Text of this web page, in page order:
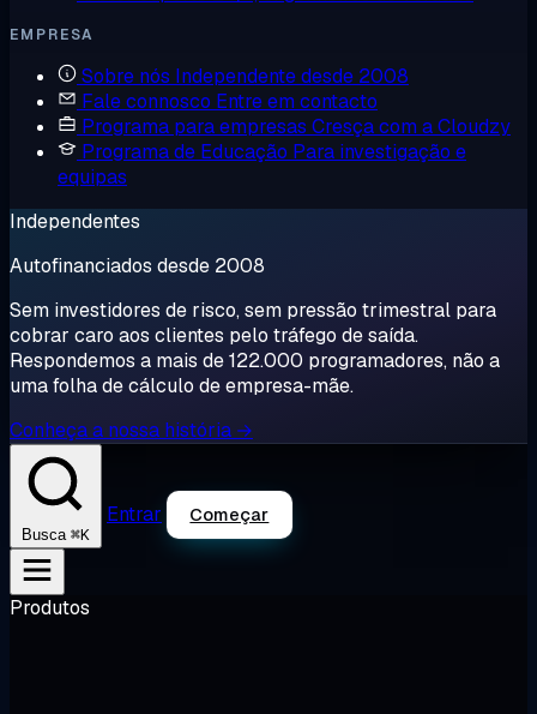
EMPRESA
Sobre nós Independente desde 2008
Fale connosco Entre em contacto
Programa para empresas Cresça com a Cloudzy
Programa de Educação Para investigação e
equipas
Independentes
Autofinanciados desde 2008
Sem investidores de risco, sem pressão trimestral para
cobrar caro aos clientes pelo tráfego de saída.
Respondemos a mais de 122.000 programadores, não a
uma folha de cálculo de empresa-mãe.
Conheça a nossa história →
Busca ⌘K
Entrar Começar
Produtos